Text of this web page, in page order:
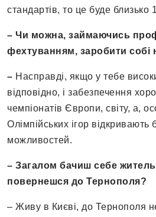
стандартів, то це буде близько
– Чи можна, займаючись
фехтуванням, заробити собі
– Насправді, якщо у тебе
відповідно, і забезпечення
чемпіонатів Європи, світу, а,
Олімпійських ігор відкривають
можливостей.
– Загалом бачиш себе
повернешся до Тернополя?
– Живу в Києві, до Тернополя